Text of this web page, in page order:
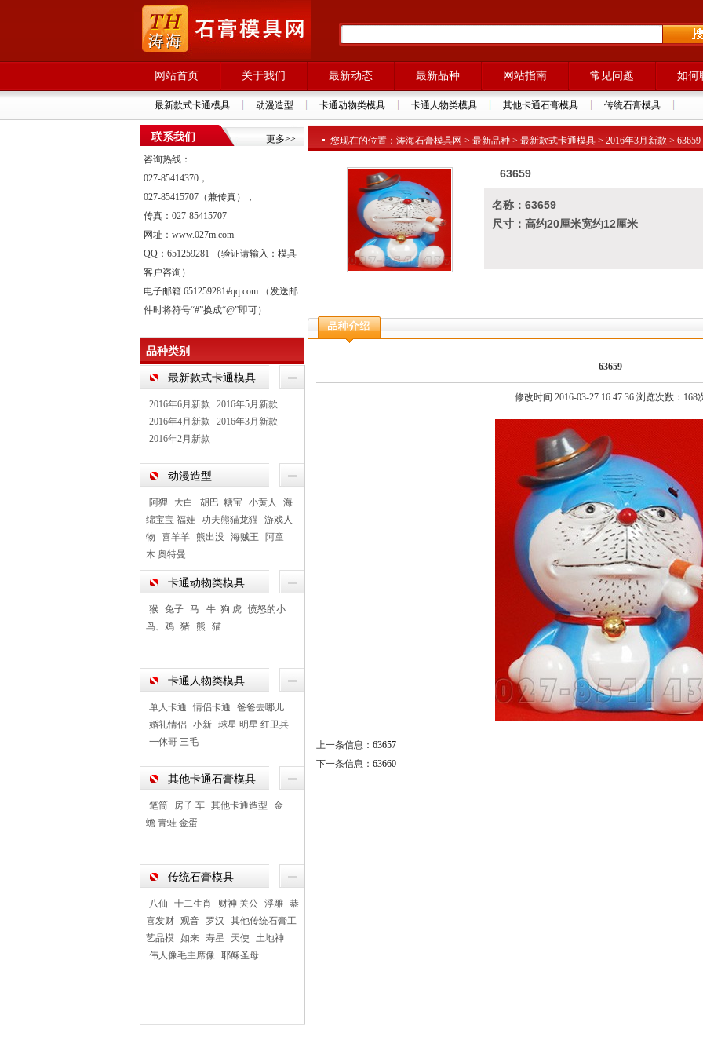
网站首页 关于我们 最新动态 最新品种 网站指南 常见问题 如何
最新款式卡通模具 动漫造型 卡通动物类模具 卡通人物类模具 其他卡通石膏模具 传统石膏模具
更多>>
联系我们
咨询热线：
027-85414370，
027-85415707（兼传真），
传真：027-85415707
网址：www.027m.com
QQ：651259281 （验证请输入：模具
客户咨询）
电子邮箱:651259281#qq.com （发送邮
件时将符号“#”换成“@”即可）
品种类别
最新款式卡通模具
2016年6月新款
2016年5月新款
2016年4月新款
2016年3月新款
2016年2月新款
动漫造型
阿狸 大白 胡巴 糖宝 小黄人
海
绵宝宝 福娃
功夫熊猫龙猫
游戏人
物
喜羊羊 熊出没 海贼王
阿童
木 奥特曼
卡通动物类模具
猴 兔子 马 牛 狗 虎
愤怒的小
鸟、鸡
猪 熊 猫
卡通人物类模具
单人卡通 情侣卡通
爸爸去哪儿
婚礼情侣
小新
球星 明星 红卫兵
一休哥 三毛
其他卡通石膏模具
笔筒 房子 车 其他卡通造型
金
蟾 青蛙 金蛋
传统石膏模具
八仙 十二生肖 财神 关公 浮雕
恭
喜发财
观音 罗汉
其他传统石膏工
艺品模
如来 寿星 天使
土地神
伟人像毛主席像
耶稣圣母
您现在的位置：涛海石膏模具网 > 最新品种 > 最新款式卡通模具 > 2016年3月新款 > 63659
63659
名称：63659
尺寸：高约20厘米宽约12厘米
63659
修改时间:2016-03-27 16:47:36 浏览次数：168
上一条信息： 63657
下一条信息： 63660